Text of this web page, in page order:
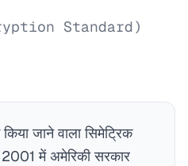
Standard)
जाने वाला सिमेट्रिक
2001 में अमेरिकी सरकार